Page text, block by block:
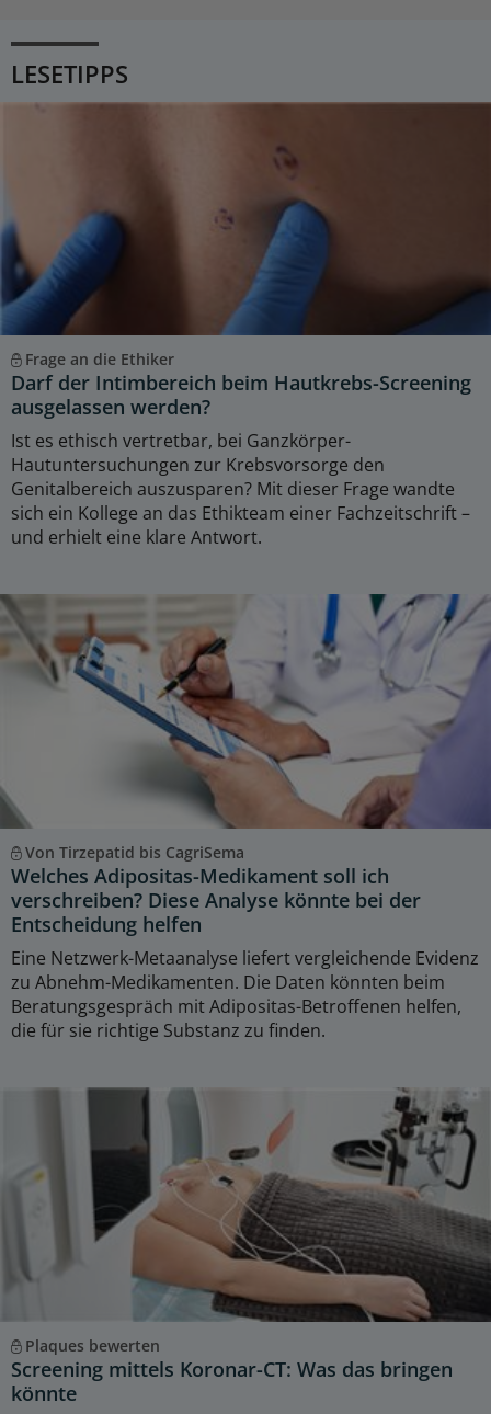
LESETIPPS
Frage an die Ethiker
Darf der Intimbereich beim Hautkrebs-Screening
ausgelassen werden?
Ist es ethisch vertretbar, bei Ganzkörper-
Hautuntersuchungen zur Krebsvorsorge den
Genitalbereich auszusparen? Mit dieser Frage wandte
sich ein Kollege an das Ethikteam einer Fachzeitschrift –
und erhielt eine klare Antwort.
Von Tirzepatid bis CagriSema
Welches Adipositas-Medikament soll ich
verschreiben? Diese Analyse könnte bei der
Entscheidung helfen
Eine Netzwerk-Metaanalyse liefert vergleichende Evidenz
zu Abnehm-Medikamenten. Die Daten könnten beim
Beratungsgespräch mit Adipositas-Betroffenen helfen,
die für sie richtige Substanz zu finden.
Plaques bewerten
Screening mittels Koronar-CT: Was das bringen
könnte